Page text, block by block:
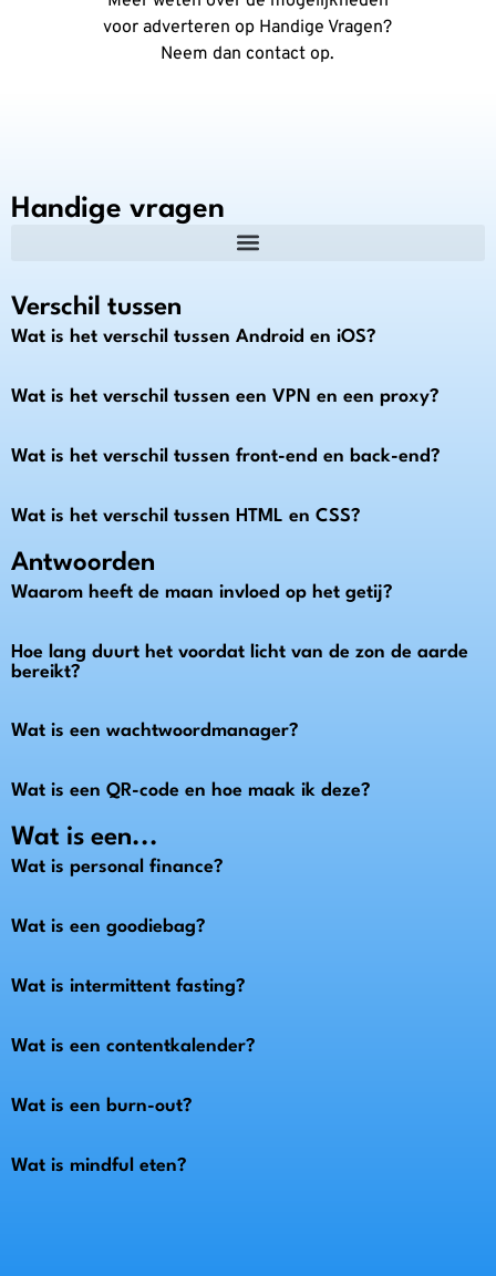
voor adverteren op Handige Vragen?
Neem dan contact op.
Handige vragen
Verschil tussen
Wat is het verschil tussen Android en iOS?
Wat is het verschil tussen een VPN en een proxy?
Wat is het verschil tussen front-end en back-end?
Wat is het verschil tussen HTML en CSS?
Antwoorden
Waarom heeft de maan invloed op het getij?
Hoe lang duurt het voordat licht van de zon de aarde
bereikt?
Wat is een wachtwoordmanager?
Wat is een QR-code en hoe maak ik deze?
Wat is een...
Wat is personal finance?
Wat is een goodiebag?
Wat is intermittent fasting?
Wat is een contentkalender?
Wat is een burn-out?
Wat is mindful eten?